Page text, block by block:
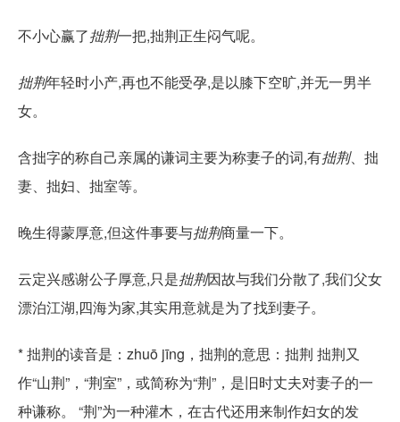
不小心赢了拙荆一把,拙荆正生闷气呢。
拙荆年轻时小产,再也不能受孕,是以膝下空旷,并无一男半
女。
含拙字的称自己亲属的谦词主要为称妻子的词,有拙荆、拙
妻、拙妇、拙室等。
晚生得蒙厚意,但这件事要与拙荆商量一下。
云定兴感谢公子厚意,只是拙荆因故与我们分散了,我们父女
漂泊江湖,四海为家,其实用意就是为了找到妻子。
* 拙荆的读音是：zhuō jīng，拙荆的意思：拙荆 拙荆又
作“山荆”，“荆室”，或简称为“荆”，是旧时丈夫对妻子的一
种谦称。 “荆”为一种灌木，在古代还用来制作妇女的发